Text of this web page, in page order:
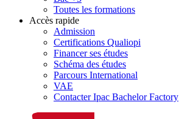
Toutes les formations
Accès rapide
Admission
Certifications Qualiopi
Financer ses études
Schéma des études
Parcours International
VAE
Contacter Ipac Bachelor Factory